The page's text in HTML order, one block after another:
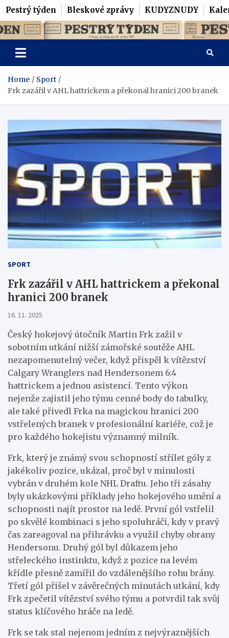
Pestrý týden Bleskové zprávy KUDYZNUDY
Skip
to
content
Pestrý Týden
Home
Sport
Frk zazářil v AHL hattrickem a překonal hranici 200 branek
SPORT
Frk zazářil v AHL hattrickem a překonal
hranici 200 branek
16. 11. 2025
Český hokejový útočník Martin Frk zažil v
sobotním utkání nižší zámořské soutěže AHL
nezapomenutelný večer, když přispěl k vítězství
Calgary Wranglers nad Hendersonem 6:4
hattrickem a jednou asistencí. Tento výkon
nejenže zajistil jeho týmu cenné body do tabulky,
ale také přivedl Frka na magickou hranici 200
vstřelených branek v profesionální kariéře, což je
pro každého hokejistu významný milník.
Frk, který je známý svou schopností střílet góly z
jakékoliv pozice, ukázal, proč byl v minulosti
vybrán v druhém kole NHL Draftu. Jeho tři zásahy
byly ukázkovými příklady jeho hokejového umění a
schopnosti najít prostor na ledě. První gól vstřelil
po skvělé kombinaci s jeho spoluhráči, kdy v pravý
čas zareagoval na přihrávku a využil chyby obrany
Hendersonu. Druhý gól byl důkazem jeho
střeleckého instinktu, když z pozice na levém
křídle přesně zamířil do vzdálenějšího rohu brány.
Třetí gól přišel v závěrečných minutách utkání, kdy
Frk zpečetil vítězství svého týmu a potvrdil tak svůj
status klíčového hráče na ledě.
Frk se tak stal nejenom jedním z nejvýraznějších